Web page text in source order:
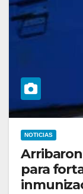
NOTICIAS
para